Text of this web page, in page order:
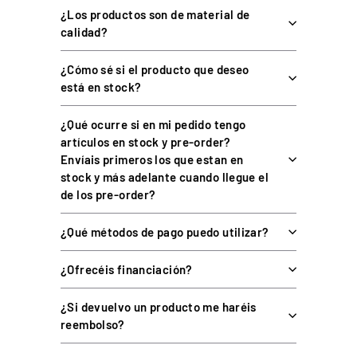
Empuñadura multifuncional
: Cambios rápidos y funciones
Botones mecánicos RGB: 2 botones retroiluminados con 8
colores a elegir.
Ajustes personalizados:
Resistencia del cambio ajustable.
Altura de la palanca ajustable (rango de 64 mm).
Montaje en orientación normal o invertida.
Pomo intercambiable: Compatible con pomos aftermarket
(rosca M12 x 1.5).
Configuración vía MOZA Pit House: Personaliza colores,
funciones y ajustes del shifter.
Conexión sencilla: USB directo al PC o conexión a base
MOZA compatible.
SIENTE CADA MARCHA CON REALISMO TOTAL
¿Los productos son de material de
calidad?
¿Cómo sé si el producto que deseo
está en stock?
¿Qué ocurre si en mi pedido tengo
artículos en stock y pre-order?
Envíais primeros los que estan en
stock y más adelante cuando llegue el
de los pre-order?
¿Qué métodos de pago puedo utilizar?
¿Ofrecéis financiación?
¿Si devuelvo un producto me haréis
reembolso?